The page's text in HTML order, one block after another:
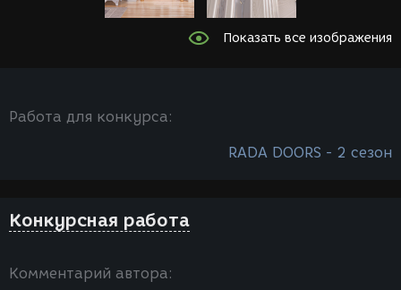
Показать все изображения
Работа для конкурса:
RADA DOORS - 2 сезон
Конкурсная работа
Комментарий автора: